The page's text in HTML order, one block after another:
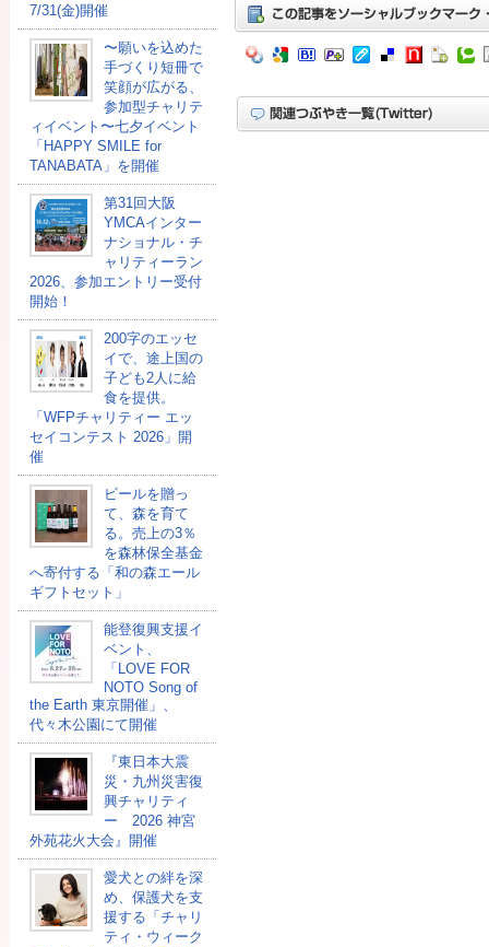
7/31(金)開催
〜願いを込めた
手づくり短冊で
笑顔が広がる、
参加型チャリテ
ィイベント〜七夕イベント
「HAPPY SMILE for
TANABATA」を開催
第31回大阪
YMCAインター
ナショナル・チ
ャリティーラン
2026、参加エントリー受付
開始！
200字のエッセ
イで、途上国の
子ども2人に給
食を提供。
「WFPチャリティー エッ
セイコンテスト 2026」開
催
ビールを贈っ
て、森を育て
る。売上の3％
を森林保全基金
へ寄付する「和の森エール
ギフトセット」
能登復興支援イ
ベント、
「LOVE FOR
NOTO Song of
the Earth 東京開催」、
代々木公園にて開催
『東日本大震
災・九州災害復
興チャリティ
ー 2026 神宮
外苑花火大会』開催
愛犬との絆を深
め、保護犬を支
援する「チャリ
ティ・ウィーク